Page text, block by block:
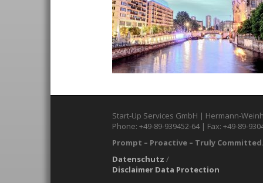
Start-Up Services GmbH | Hermann-
Phone: +49-89-939452-64 | Fax: +49-89-
Prompt – Proactive – Truly Committed.
Datenschutz /
Disclaimer Data Protection